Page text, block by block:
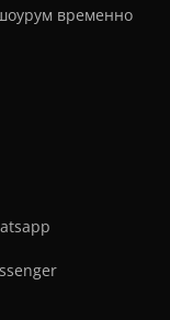
временно